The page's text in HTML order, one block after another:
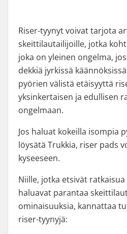
Riser-tyynyt voivat tarjota
skeittilautailijoille, jotka
joka on yleinen ongelma,
dekkiä jyrkissä
pyörien välistä etäisyyttä
yksinkertaisen ja edullisen
ongelmaan.
Jos haluat kokeilla isompia
löysätä Trukkia, riser pads
kyseeseen.
Niille, jotka etsivät
haluavat parantaa
ominaisuuksia, kannattaa
riser-tyynyjä: